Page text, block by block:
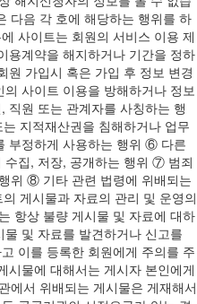
다음 각 호에 해당하는 행위를 하
사이트는 회원의 서비스 이용 제
용계약을 해지하거나 기간을 정하
가입시 혹은 가입 후 정보 변경
사이트 이용을 방해하거나 정보
원 또는 관계자를 사칭하는 행
지적재산권을 침해하거나 업무
부정하게 사용하는 행위 ⑥ 다른
수집, 저장, 공개하는 행위 ⑦ 범죄
위 ⑧ 기타 관련 법령에 위배되는
게시물과 자료의 관리 및 운영의
항상 불량 게시물 및 자료에 대하
및 자료를 발견하거나 신고를
이를 등록한 회원에게 주의를 주
시물에 대해서는 게시자 본인에게
에서 위배되는 게시물은 게재해서